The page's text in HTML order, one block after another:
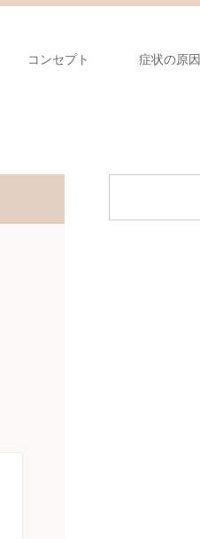
コンセプト 症状の原因